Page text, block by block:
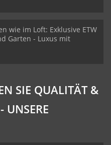
wie im Loft: Exklusive ETW
Garten - Luxus mit
SIE QUALITÄT &
UNSERE